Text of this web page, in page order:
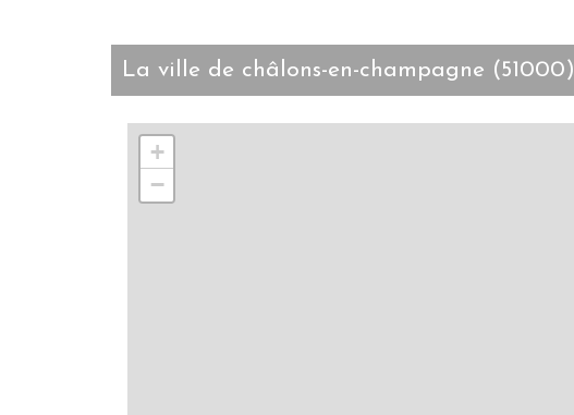
la ville de châlons-en-champagne (51000)
+
−